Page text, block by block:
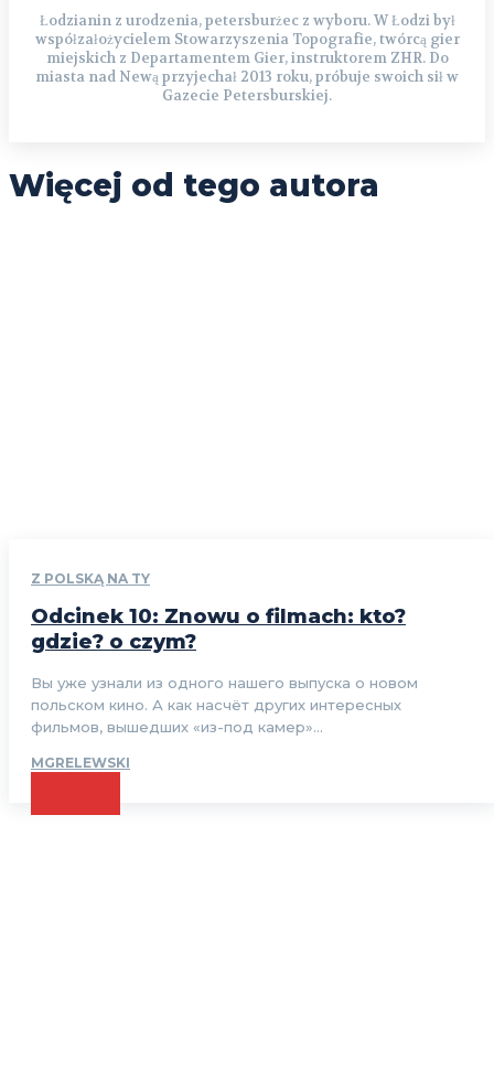
Łodzianin z urodzenia, petersburżec z wyboru. W Łodzi był
współzałożycielem Stowarzyszenia Topografie, twórcą gier
miejskich z Departamentem Gier, instruktorem ZHR. Do
miasta nad Newą przyjechał 2013 roku, próbuje swoich sił w
Gazecie Petersburskiej.
Więcej od tego autora
Z POLSKĄ NA TY
Odcinek 10: Znowu o filmach: kto?
gdzie? o czym?
Вы уже узнали из одного нашего выпуска о новом
польском кино. А как насчёт других интересных
фильмов, вышедших «из-под камер»...
MGRELEWSKI